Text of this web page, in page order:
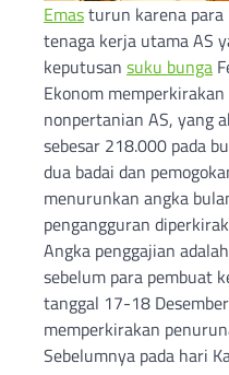
Emasturun karena para
tenaga kerja utama AS
keputusan suku bunga
Ekonom
nonpertanian AS, yang
sebesar 218.000 pada
dua badai dan
menurunkan angka
pengangguran
Angka penggajian
sebelum para pembuat
tanggal 17-18
memperkirakan
Sebelumnya pada hari